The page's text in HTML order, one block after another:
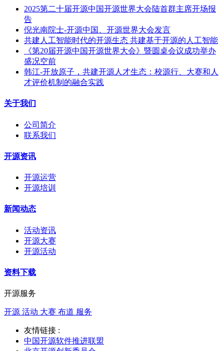
2025第二十届开源中国开源世界大会陆首群主席开场报
告
倪光南院士-开源中国、开源世界大会发言
共建人工智能时代的开源生态 共建基于开源的人工智能
《第20届开源中国开源世界大会》暨圆桌会议成功举办
盛况空前
韩江-开放原子，共建开源人才生态：校源行、大赛和人
才评价机制的融合实践
关于我们
公司简介
联系我们
开源资讯
开源运营
开源培训
新闻动态
活动资讯
开源大赛
开源活动
资料下载
开源服务
开源 活动 大赛 布道 服务
友情链接 :
中国开源软件推进联盟